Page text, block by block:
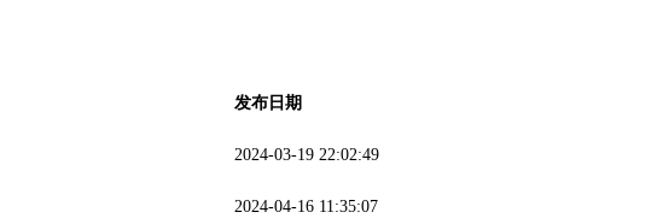
发布日期
2024-03-19 22:02:49
2024-04-16 11:35:07